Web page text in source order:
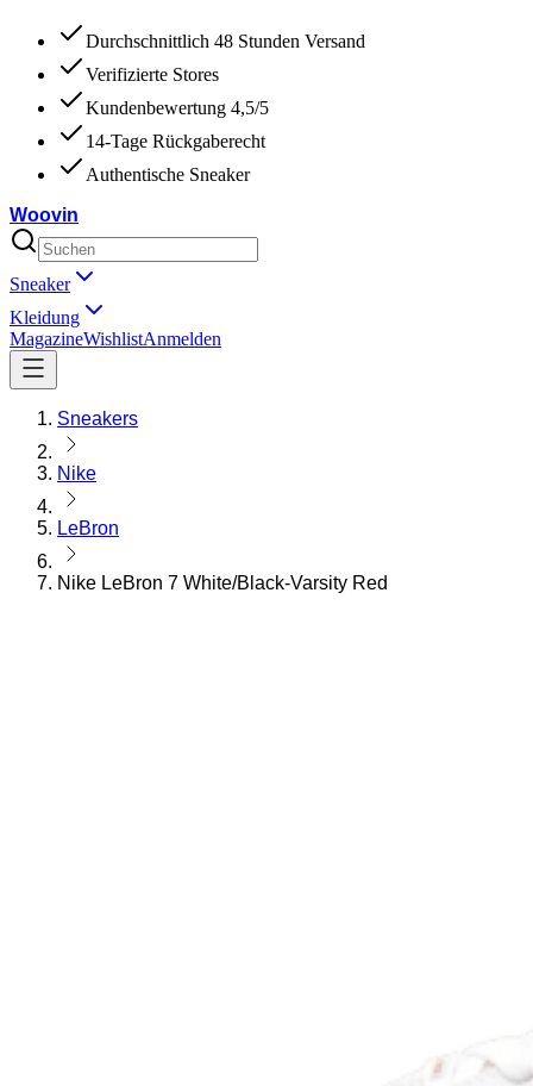
Durchschnittlich 48 Stunden Versand
Verifizierte Stores
Kundenbewertung 4,5/5
14-Tage Rückgaberecht
Authentische Sneaker
Woovin
Sneaker
Kleidung
MagazineWishlistAnmelden
Sneakers
Nike
LeBron
Nike LeBron 7 White/Black-Varsity Red